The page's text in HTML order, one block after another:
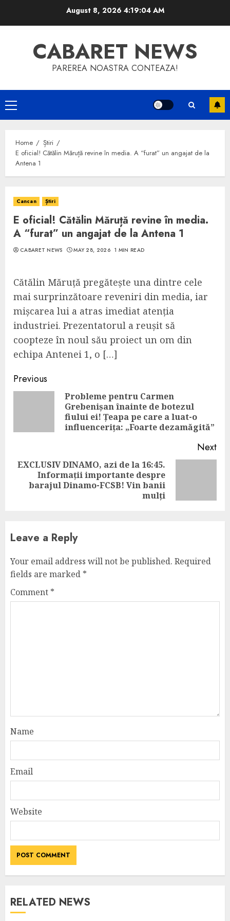
August 8, 2026 4:19:04 AM
CABARET NEWS
PAREREA NOASTRA CONTEAZA!
Primary
Menu
Home
Știri
E oficial! Cătălin Măruță revine în media. A “furat” un angajat de la
Antena 1
Cancan Știri
E oficial! Cătălin Măruță revine în media.
A “furat” un angajat de la Antena 1
CABARET NEWS MAY 28, 2026 1 MIN READ
Cătălin Măruță pregătește una dintre cele
mai surprinzătoare reveniri din media, iar
mișcarea lui a atras imediat atenția
industriei. Prezentatorul a reușit să
coopteze în noul său proiect un om din
echipa Antenei 1, o […]
Continue
Reading
Previous
Probleme pentru Carmen
Grebenișan înainte de botezul
fiului ei! Țeapa pe care a luat-o
influencerița: „Foarte dezamăgită”
Next
post:
EXCLUSIV DINAMO, azi de la 16:45.
Informații importante despre
barajul Dinamo-FCSB! Vin banii
mulți
Leave a Reply
Your email address will not be published. Required
fields are marked *
Comment *
Name
Email
Website
RELATED NEWS